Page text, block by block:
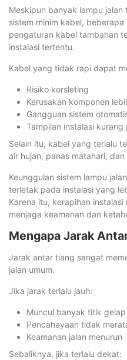
Meskipun banyak lampu
sistem minim kabel,
pengaturan kabel tambahan
instalasi tertentu.
Kabel yang tidak rapi dapat
Risiko korsleting
Kerusakan komponen
Gangguan sistem
Tampilan instalasi kurang
Selain itu, kabel yang terlalu
air hujan, panas matahari,
Keunggulan sistem lampu
terletak pada instalasi yang
Karena itu, kerapihan
menjaga keamanan dan
Mengapa Jarak
Jarak antar tiang sangat
jalan umum.
Jika jarak terlalu jauh:
Muncul banyak titik gelap
Pencahayaan tidak
Keamanan jalan menurun
Sebaliknya, jika terlalu dekat: